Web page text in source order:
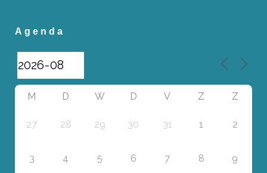
Agenda
M D W D V Z Z
27 28 29 30 31 1 2
3 4 5 6 7 8 9